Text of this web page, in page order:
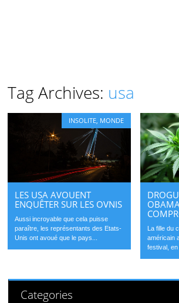
Tag Archives: usa
INSOLITE MONDE
LES USA AVOUENT
ENQUÊTER SUR LES OVNIS
Aussi incroyable que cela puisse
paraître, les représentants des Etats-
Unis ont avoué que le pays...
La fille du
américain
festival, en
Categories